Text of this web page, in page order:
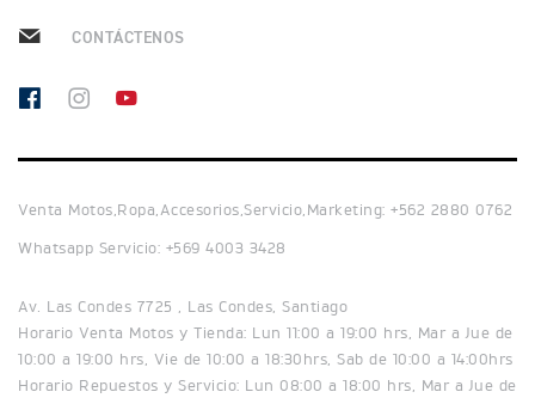
Precio desde $13.390.000
Precio desde $13.690.000
CONTÁCTENOS
Venta Motos,Ropa,Accesorios,Servicio,Marketing: +562 2880 0762
Whatsapp Servicio: +569 4003 3428
Av. Las Condes 7725 , Las Condes, Santiago
Horario Venta Motos y Tienda: Lun 11:00 a 19:00 hrs, Mar a Jue de
10:00 a 19:00 hrs, Vie de 10:00 a 18:30hrs, Sab de 10:00 a 14:00hrs
Horario Repuestos y Servicio: Lun 08:00 a 18:00 hrs, Mar a Jue de